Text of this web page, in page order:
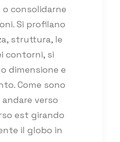
consolidarne
Si profilano
struttura, le
contorni, si
dimensione e
Come sono
verso
est girando
il globo in